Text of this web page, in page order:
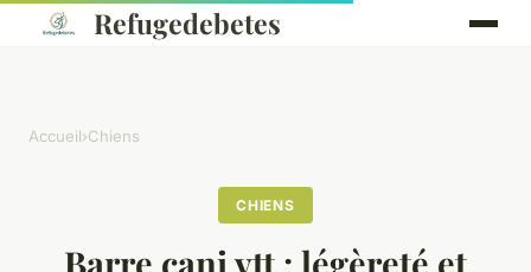
Refugedebetes
Accueil›Chiens
CHIENS
Barre cani vtt : légèreté et